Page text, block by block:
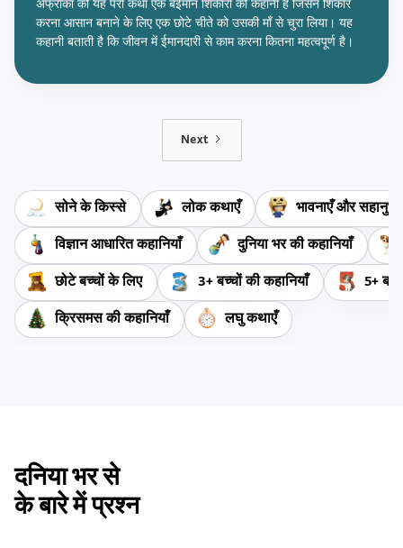
अफ्रीका की यह परी कथा एक बेईमान शिकारी की कहानी है जिसने शिकार
करना आसान बनाने के लिए एक छोटे चीते को उसकी माँ से चुरा लिया। यह
कहानी बताती है कि जीवन में ईमानदारी से काम करना कितना महत्वपूर्ण है।
Next
सोने के किस्से लोक कथाएँ भावनाएँ और
विज्ञान आधारित कहानियाँ दुनिया भर की कहानियाँ
छोटे बच्चों के लिए 3+ बच्चों की कहानियाँ 5+
क्रिसमस की कहानियाँ लघु कथाएँ
दनिया भर से
के बारे में प्रश्न